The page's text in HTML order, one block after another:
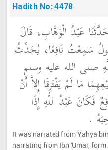
Hadith No: 4478
عَبْدُ الْوَهَّابِ، قَالَ
سَمِعْتُ نَافِعًا، يُحَدِّثُ
الله عليه وسلم
مَا لَمْ يَفْتَرِقَا إِلاَّ أَنْ
فَكَانَ عَبْدُ اللَّهِ إِذَا
‏.‏
It was narrated from Yahya
narrating from Ibn 'Umar,